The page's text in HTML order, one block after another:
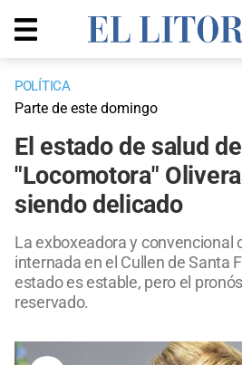
POLÍTICA
Parte de este domingo
El estado de salud
"Locomotora"
siendo delicado
La exboxeadora y convencional
internada en el Cullen de Santa
estado es estable, pero el
reservado.